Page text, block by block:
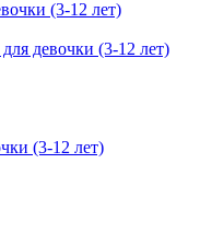
девочки (3-12 лет)
(3-12 лет)